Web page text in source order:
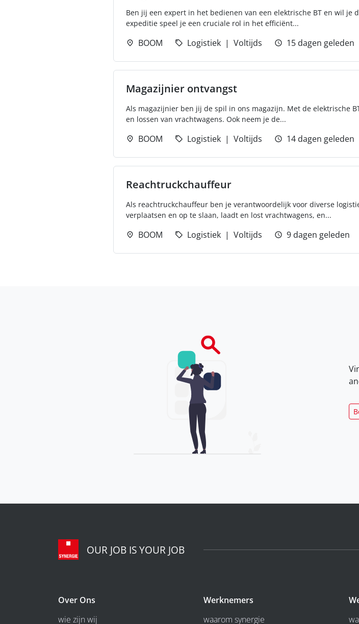
Ben jij een expert in het bedienen van een elektrische BT en wil je
expeditie speel je een cruciale rol in het efficiënt...
BOOM Logistiek Voltijds 15 dagen geleden
Magazijnier ontvangst
Als magazijnier ben jij de spil in ons magazijn. Met de elektrische
en lossen van vrachtwagens. Ook neem je de...
BOOM Logistiek Voltijds 14 dagen geleden
Reachtruckchauffeur
Als reachtruckchauffeur ben je verantwoordelijk voor diverse
verplaatsen en op te slaan, laadt en lost vrachtwagens, en...
BOOM Logistiek Voltijds 9 dagen geleden
OUR JOB IS YOUR JOB
Over Ons
wie zijn wij
Werknemers
waarom synergie